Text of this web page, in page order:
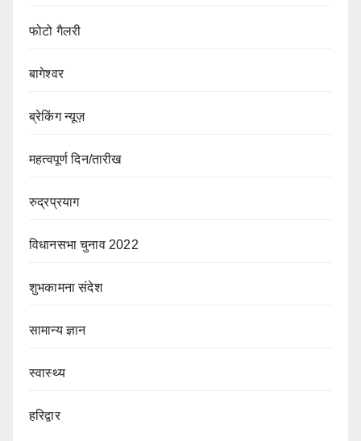
फोटो गैलरी
बागेश्वर
ब्रेकिंग न्यूज़
महत्वपूर्ण दिन/तारीख
रुद्रप्रयाग
विधानसभा चुनाव 2022
शुभकामना संदेश
सामान्य ज्ञान
स्वास्थ्य
हरिद्वार